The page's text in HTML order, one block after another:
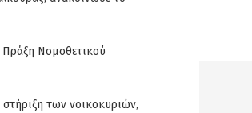
Πράξη Νομοθετικού
των νοικοκυριών,